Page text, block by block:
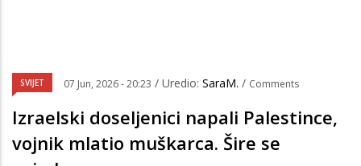
SVIJET 07 Jun, 2026 - 20:23 / Uredio: SaraM. / Comments
Izraelski doseljenici napali Palestince,
vojnik mlatio muškarca. Šire se